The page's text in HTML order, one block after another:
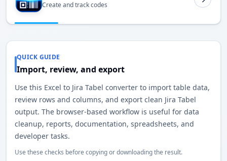
Create and track codes
QUICK GUIDE
Import, review, and export
Use this Excel to Jira Tabel converter to import table data,
review rows and columns, and export clean Jira Tabel
output. The browser-based workflow is useful for data
cleanup, reports, documentation, spreadsheets, and
developer tasks.
Use these checks before copying or downloading the result.